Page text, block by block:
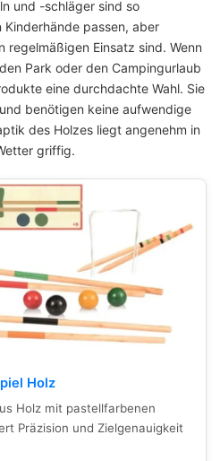
und -schläger sind so
passen, aber
Einsatz sind. Wenn
Park oder den Campingurlaub
eine durchdachte Wahl. Sie
benötigen keine aufwendige
des Holzes liegt angenehm in
griffig.
Holz
Holz mit pastellfarbenen
Präzision und Zielgenauigkeit